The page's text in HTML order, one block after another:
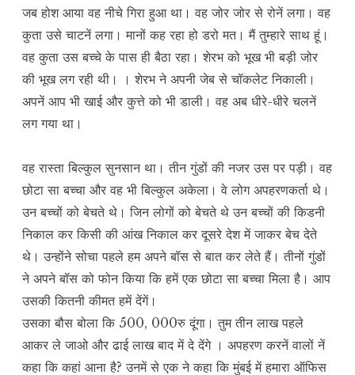
जब होश आया वह नीचे गिरा हुआ था। वह जोर जोर से रोनें लगा। वह
कुता उसे चाटनें लगा। मानों कह रहा हो डरो मत। मैं तुम्हारे साथ हूं।
वह कुता उस बच्चे के पास ही बैठा रहा। शेरभ को भूख भी बड़ी जोर
की भूख लग रही थी। । शेरभ ने अपनी जेब से चॉकलेट निकाली।
अपनें आप भी खाई और कुत्ते को भी डाली। वह अब धीरे-धीरे चलनें
लग गया था।
वह रास्ता बिल्कुल सुनसान था। तीन गुंडों की नजर उस पर पड़ी। वह
छोटा सा बच्चा और वह भी बिल्कुल अकेला। वे लोग अपहरणकर्ता थे।
उन बच्चों को बेचते थे। जिन लोगों को बेचते थे उन बच्चों की किडनी
निकाल कर किसी की आंख निकाल कर दूसरे देश में जाकर बेच देते
थे। उन्होंने सोचा पहले हम अपने बॉस से बात कर लेते हैं। तीनों गुंडों
ने अपने बॉस को फोन किया कि हमें एक छोटा सा बच्चा मिला है। आप
उसकी कितनी कीमत हमें देंगें।
उसका बौस बोला कि 500, 000रु दूंगा। तुम तीन लाख पहले
आकर ले जाओ और ढाई लाख बाद में दे देंगे । अपहरण करनें वालों नें
कहा कि कहां आना है? उनमें से एक ने कहा कि मुंबई में हमारा ऑफिस